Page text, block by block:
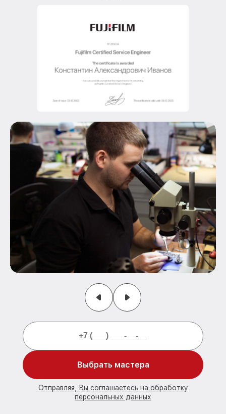
Выбрать мастера
Отправляя, Вы соглашаетесь на обработку
персональных данных